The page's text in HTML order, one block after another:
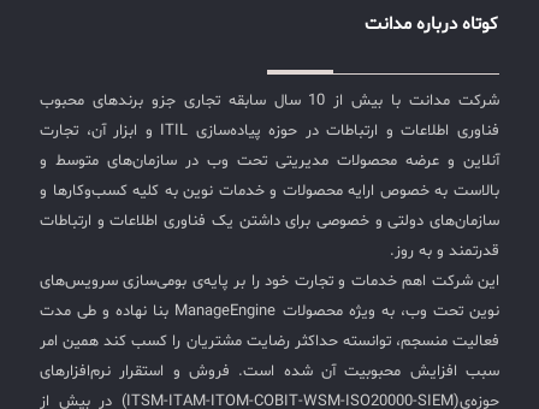
داشته باشیم بنابراین کارکنان، اشخاص و سازمان‌ها با
بستر اینترنت خواهند بود بدون کمترین نگرانی از وقوع خطر و
حملات سایبری، فقط کافیست امنیت مرورگرها را افزایش
دهند اما چگونه؟ شرکت Manageegnie ابزاری را معرفی کرده
بنام Browser Security Plus که به امنیت مرورگرها کمک
خواهد کرد این ابزار قادر به جلوگیری از حملات مخرب،
تشخیص هرگونه آسیب‌پذیری یا اجزای مضر کدهای ناشناخته
در شبکه شما است علاوه بر آن امکان اجرای پیکربندی‌های
امنیتی، کنترل دسترسی کاربران به ترافیک و افزودنی‌ها بر روی
مرورگرها و در نهایت ممیزی برای بررسی هر گونه انحراف از
استانداردهای تعیین شده را در اختیار شما قرار خواهد داد.
بنابراین این ابزار در بحث مدیریت امنیت اطلاعات و البته
کوتاه درباره مدانت
شرکت مدانت با بیش از 10 سال سابقه تجاری جزو برندهای محبوب
فناوری اطلاعات و ارتباطات در حوزه پیاده‌سازی ITIL و ابزار آن، تجارت
آنلاین و عرضه محصولات مدیریتی تحت وب در سازمان‌های متوسط و
بالاست به خصوص ارایه محصولات و خدمات نوین به کلیه کسب‌وکارها و
سازمان‌های دولتی و خصوصی برای داشتن یک فناوری اطلاعات و ارتباطات
قدرتمند و به روز.
این شرکت اهم خدمات و تجارت خود را بر پایه‌ی بومی‌سازی سرویس‌های
نوین تحت وب، به ویژه محصولات ManageEngine بنا نهاده و طی مدت
فعالیت منسجم، توانسته حداکثر رضایت مشتریان را کسب کند همین امر
سبب افزایش محبوبیت آن شده است. فروش و استقرار نرم‌افزارهای
حوزه‌ی(ITSM-ITAM-ITOM-COBIT-WSM-ISO20000-SIEM) در بیش از
سرویس دسک پلاس MSP
AD360
◆
برنامه‌ساز هوشمند App Creator
سامانه مدیریت امنیت اطلاعات
CIs Control
نکته‌های کلیدی برای مدیر انفورماتیک
ITIL & SDP
◆
چارچوب ITIL برای همه
آرشیو دانلودهای مدانت